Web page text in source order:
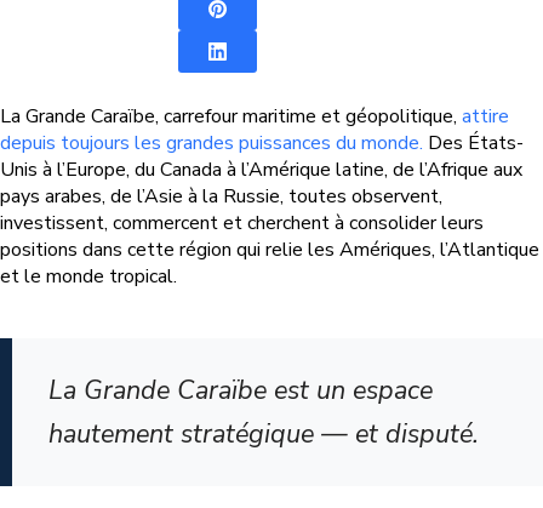
La Grande Caraïbe, carrefour maritime et géopolitique, attire
depuis toujours les grandes puissances du monde. Des États-
Unis à l’Europe, du Canada à l’Amérique latine, de l’Afrique aux
pays arabes, de l’Asie à la Russie, toutes observent,
investissent, commercent et cherchent à consolider leurs
positions dans cette région qui relie les Amériques, l’Atlantique
et le monde tropical.
La Grande Caraïbe est un espace
hautement stratégique — et disputé.